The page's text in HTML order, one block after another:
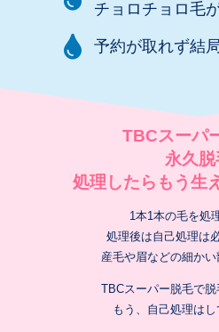
チョロチョロ毛
予約が取れず結
TBCスーパ
永久脱
処理したらもう生
1本1本の毛を処
処理後は自己処理は
産毛や眉などの細か
TBCスーパー脱毛で
もう、自己処理はし